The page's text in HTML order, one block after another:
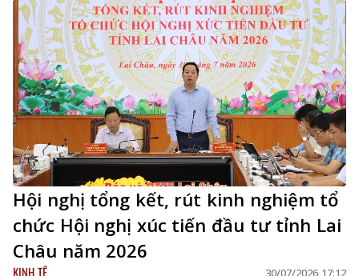
Hội nghị tổng kết, rút kinh nghiệm tổ
chức Hội nghị xúc tiến đầu tư tỉnh Lai
Châu năm 2026
KINH TẾ 30/07/2026 17:12